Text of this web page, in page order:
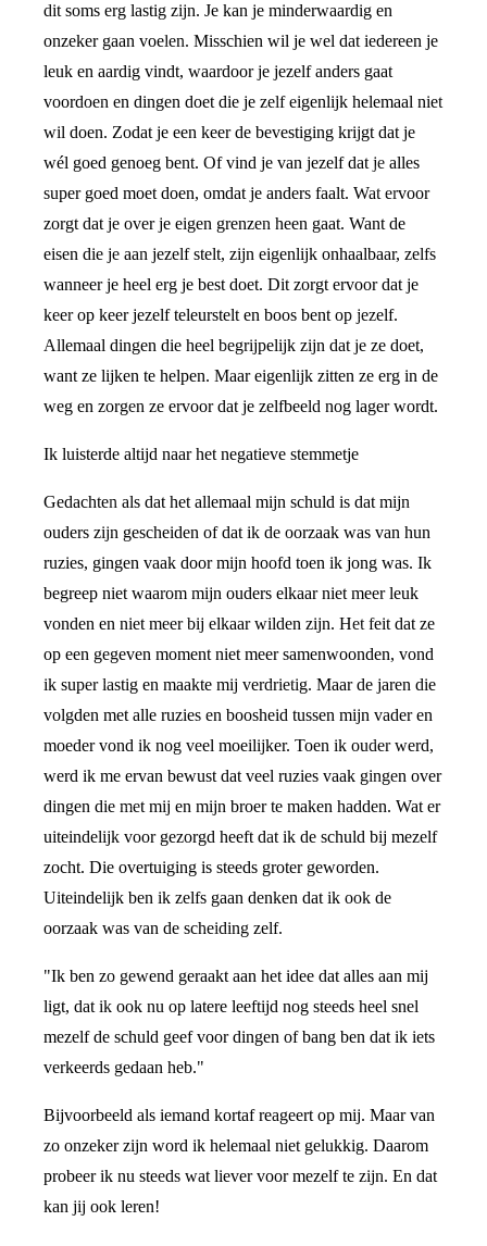
dit soms erg lastig zijn. Je kan je minderwaardig en
onzeker gaan voelen. Misschien wil je wel dat iedereen je
leuk en aardig vindt, waardoor je jezelf anders gaat
voordoen en dingen doet die je zelf eigenlijk helemaal niet
wil doen. Zodat je een keer de bevestiging krijgt dat je
wél goed genoeg bent. Of vind je van jezelf dat je alles
super goed moet doen, omdat je anders faalt. Wat ervoor
zorgt dat je over je eigen grenzen heen gaat. Want de
eisen die je aan jezelf stelt, zijn eigenlijk onhaalbaar, zelfs
wanneer je heel erg je best doet. Dit zorgt ervoor dat je
keer op keer jezelf teleurstelt en boos bent op jezelf.
Allemaal dingen die heel begrijpelijk zijn dat je ze doet,
want ze lijken te helpen. Maar eigenlijk zitten ze erg in de
weg en zorgen ze ervoor dat je zelfbeeld nog lager wordt.
Ik luisterde altijd naar het negatieve stemmetje
Gedachten als dat het allemaal mijn schuld is dat mijn
ouders zijn gescheiden of dat ik de oorzaak was van hun
ruzies, gingen vaak door mijn hoofd toen ik jong was. Ik
begreep niet waarom mijn ouders elkaar niet meer leuk
vonden en niet meer bij elkaar wilden zijn. Het feit dat ze
op een gegeven moment niet meer samenwoonden, vond
ik super lastig en maakte mij verdrietig. Maar de jaren die
volgden met alle ruzies en boosheid tussen mijn vader en
moeder vond ik nog veel moeilijker. Toen ik ouder werd,
werd ik me ervan bewust dat veel ruzies vaak gingen over
dingen die met mij en mijn broer te maken hadden. Wat er
uiteindelijk voor gezorgd heeft dat ik de schuld bij mezelf
zocht. Die overtuiging is steeds groter geworden.
Uiteindelijk ben ik zelfs gaan denken dat ik ook de
oorzaak was van de scheiding zelf.
"Ik ben zo gewend geraakt aan het idee dat alles aan mij
ligt, dat ik ook nu op latere leeftijd nog steeds heel snel
mezelf de schuld geef voor dingen of bang ben dat ik iets
verkeerds gedaan heb."
Bijvoorbeeld als iemand kortaf reageert op mij. Maar van
zo onzeker zijn word ik helemaal niet gelukkig. Daarom
probeer ik nu steeds wat liever voor mezelf te zijn. En dat
kan jij ook leren!